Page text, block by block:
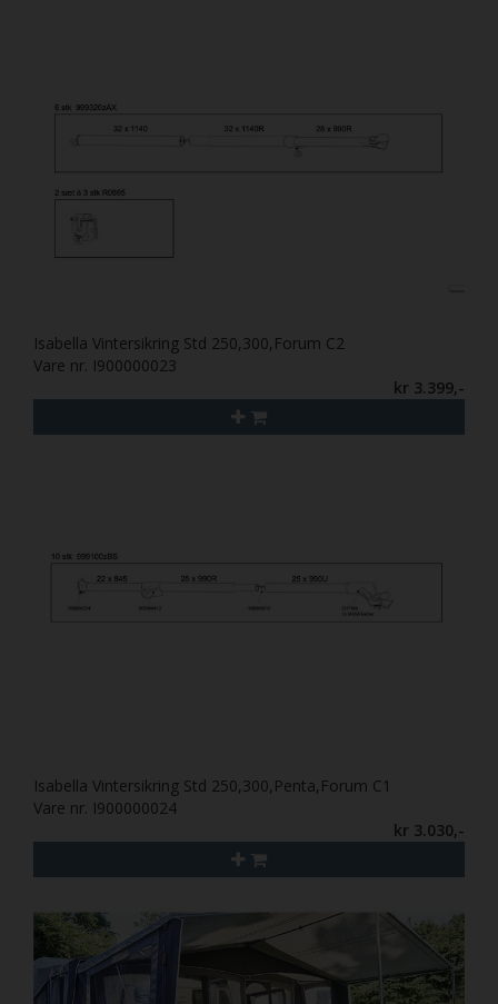
Isabella Vintersikring Std 250,300,Forum C2
Vare nr. I900000023
kr 3.399,-
Isabella Vintersikring Std 250,300,Penta,Forum C1
Vare nr. I900000024
kr 3.030,-